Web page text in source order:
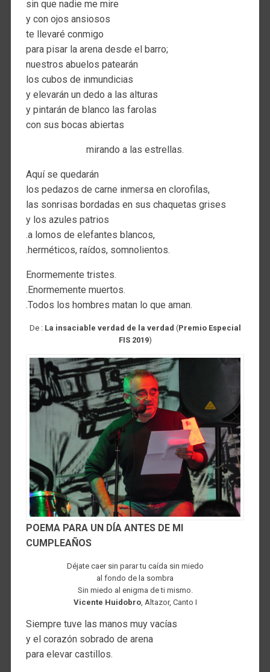
sin que nadie me mire
y con ojos ansiosos
te llevaré conmigo
para pisar la arena desde el barro;
nuestros abuelos patearán
los cubos de inmundicias
y elevarán un dedo a las alturas
y pintarán de blanco las farolas
con sus bocas abiertas
mirando a las estrellas.
Aquí se quedarán
los pedazos de carne inmersa en clorofilas,
las sonrisas bordadas en sus chaquetas grises
y los azules patrios
.a lomos de elefantes blancos,
.herméticos, raídos, somnolientos.
Enormemente tristes.
.Enormemente muertos.
.Todos los hombres matan lo que aman.
De : La insaciable verdad de la verdad (Premio Especial
FIS 2019)
POEMA PARA UN DÍA ANTES DE MI
CUMPLEAÑOS
Déjate caer sin parar tu caída sin miedo
al fondo de la sombra
Sin miedo al enigma de ti mismo.
Vicente Huidobro, Altazor, Canto I
Siempre tuve las manos muy vacías
y el corazón sobrado de arena
para elevar castillos.